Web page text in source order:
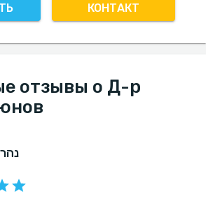
КОНТАКТ
отзывы о Д-р
,